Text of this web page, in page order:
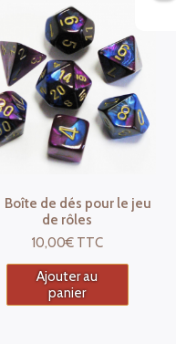
Boîte de dés pour le jeu
de rôles
10,00€ TTC
Ajouter au
panier